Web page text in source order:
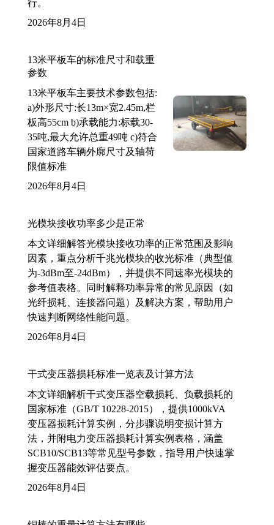
行。
2026年8月4日
13米平板车的标准尺寸和载重
参数
13米平板车主要技术参数包括:
a)外形尺寸:长13m×宽2.45m,栏
板高55cm b)承载能力:标载30-
35吨,最大允许总重49吨 c)符合
国家道路车辆外廓尺寸及轴荷
限值标准
2026年8月4日
光模块接收功率多少是正常
本文详细解答光模块接收功率的正常范围及影响
因素，重点分析千兆光模块的收光标准（典型值
为-3dBm至-24dBm），并提供不同速率光模块的
参考值表格。同时解释功率异常的常见原因（如
光纤损耗、连接器问题）及解决方案，帮助用户
快速判断网络性能问题。
2026年8月4日
干式变压器损耗标准一览表及计算方法
本文详细解析干式变压器空载损耗、负载损耗的
国家标准（GB/T 10228-2015），提供1000kVA
变压器损耗计算实例，分步骤说明变损计算方
法，并附电力变压器损耗计算实例表格，涵盖
SCB10/SCB13等常见型号参数，指导用户快速掌
握变压器能效评估要点。
2026年8月4日